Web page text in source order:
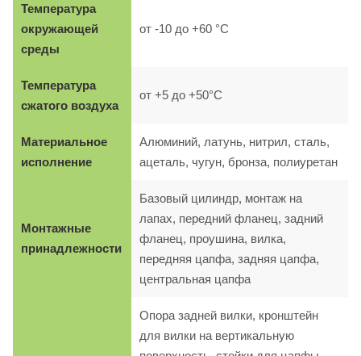
Температура
окружающей
среды
от -10 до +60 °C
Температура
сжатого воздуха
от +5 до +50°C
Материальное
исполнение
Алюминий, латунь, нитрил, сталь,
ацеталь, чугун, бронза, полиуретан
Монтажные
принадлежности
Базовый цилиндр, монтаж на
лапах, передний фланец, задний
фланец, проушина, вилка,
передняя цапфа, задняя цапфа,
центральная цапфа
Опора задней вилки, кронштейн
для вилки на вертикальную